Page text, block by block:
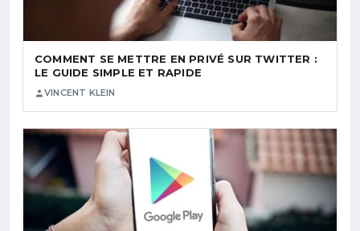
COMMENT SE METTRE EN PRIVÉ SUR TWITTER :
LE GUIDE SIMPLE ET RAPIDE
VINCENT KLEIN